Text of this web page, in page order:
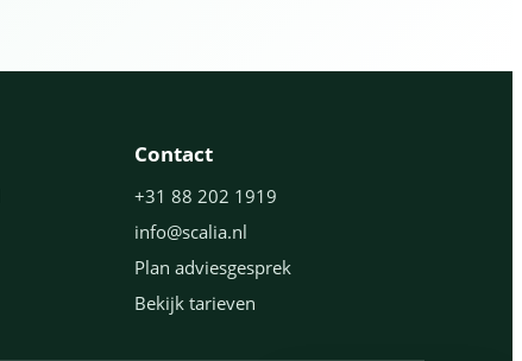
Contact
+31 88 202 1919
info@scalia.nl
Plan adviesgesprek
Bekijk tarieven